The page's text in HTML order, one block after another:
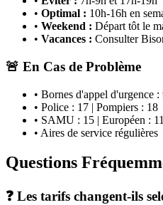
• Optimal : 10h-16h en
• Weekend : Départ tôt le
• Vacances : Consulter
🚨 En Cas de Problème
• Bornes d'appel d'urgence
• Police : 17 | Pompiers : 18
• SAMU : 15 | Européen :
• Aires de service régulières
Questions
❓ Les tarifs changent-ils